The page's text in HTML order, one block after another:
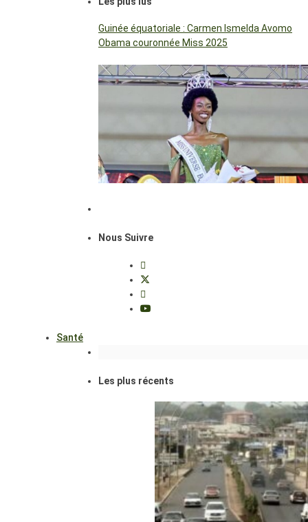
Guinée équatoriale : Carmen Ismelda Avomo
Obama couronnée Miss 2025
Nous Suivre
Santé
Les plus récents